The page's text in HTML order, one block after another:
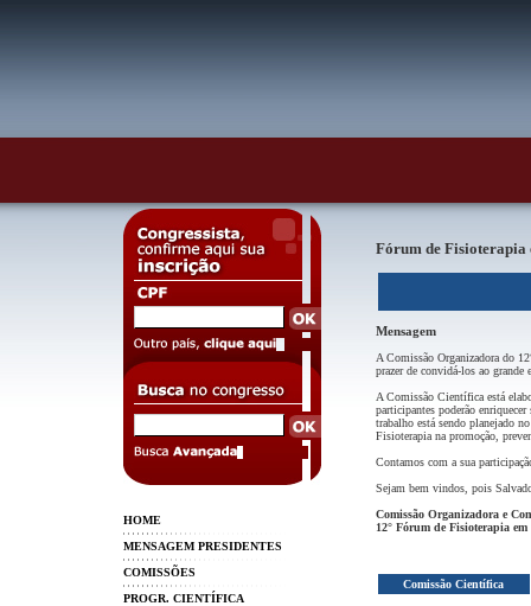
HOME
MENSAGEM PRESIDENTES
COMISSÕES
PROGR. CIENTÍFICA
Fórum de
Mensagem
A Comissão Organizadora do
prazer de convidá-los ao
A Comissão Científica está
participantes poderão
trabalho está sendo planejado
Fisioterapia na promoção,
Contamos com a sua
Sejam bem vindos, pois
Comissão Organizadora e
12° Fórum de Fisioterapia
Comissão Científica